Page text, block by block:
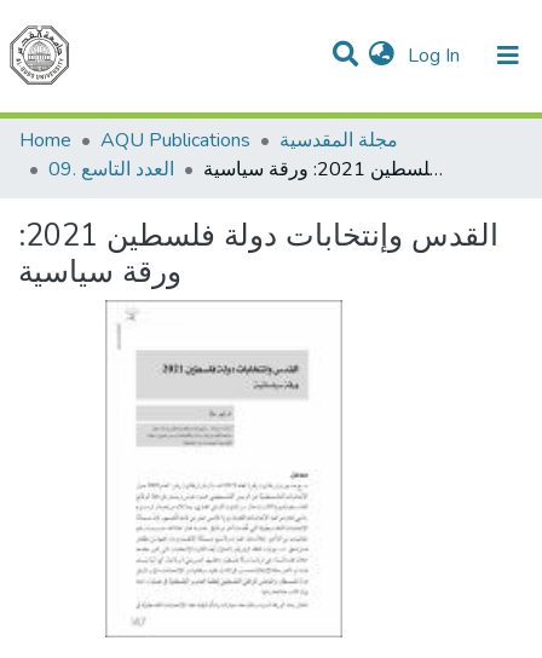
Log In (current)
Communities & Collections
All of DSpace
Home
AQU Publications
مجلة المقدسية
09. العدد التاسع
القدس وإنتخابات دولة فلسطين 2021: ورقة سياسية
القدس وإنتخابات دولة فلسطين 2021:
ورقة سياسية